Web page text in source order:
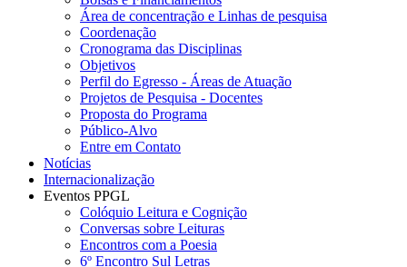
Área de concentração e Linhas de pesquisa
Coordenação
Cronograma das Disciplinas
Objetivos
Perfil do Egresso - Áreas de Atuação
Projetos de Pesquisa - Docentes
Proposta do Programa
Público-Alvo
Entre em Contato
Notícias
Internacionalização
Eventos PPGL
Colóquio Leitura e Cognição
Conversas sobre Leituras
Encontros com a Poesia
6º Encontro Sul Letras